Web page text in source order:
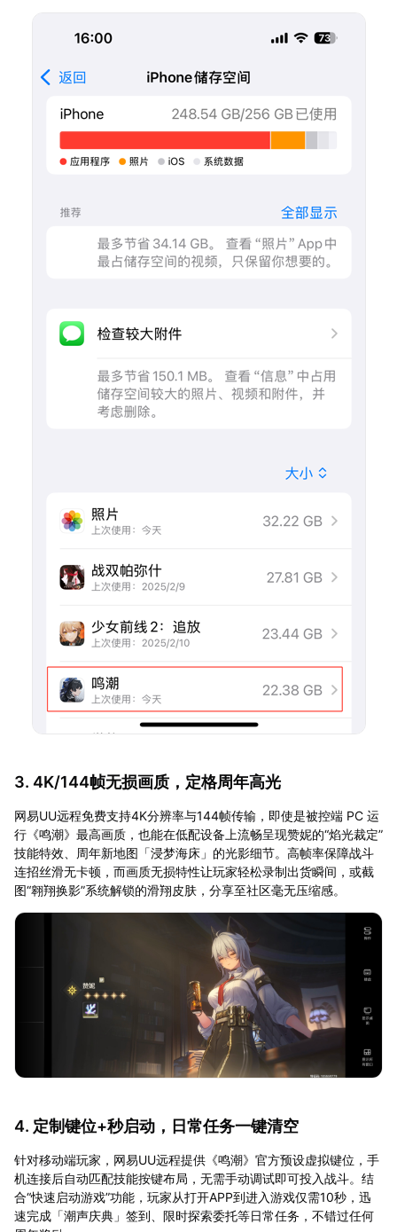
3. 4K/144帧无损画质，定格周年高光
网易UU远程免费支持4K分辨率与144帧传输，即使是被控端 PC 运
行《鸣潮》最高画质，也能在低配设备上流畅呈现赞妮的“焰光裁定”
技能特效、周年新地图「浸梦海床」的光影细节。高帧率保障战斗
连招丝滑无卡顿，而画质无损特性让玩家轻松录制出货瞬间，或截
图“翱翔换影”系统解锁的滑翔皮肤，分享至社区毫无压缩感。
4. 定制键位+秒启动，日常任务一键清空
针对移动端玩家，网易UU远程提供《鸣潮》官方预设虚拟键位，手
机连接后自动匹配技能按键布局，无需手动调试即可投入战斗。结
合“快速启动游戏”功能，玩家从打开APP到进入游戏仅需10秒，迅
速完成「潮声庆典」签到、限时探索委托等日常任务，不错过任何